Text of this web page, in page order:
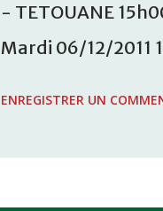
- TETOUANE
Mardi 06/12/2011
ENREGISTRER UN